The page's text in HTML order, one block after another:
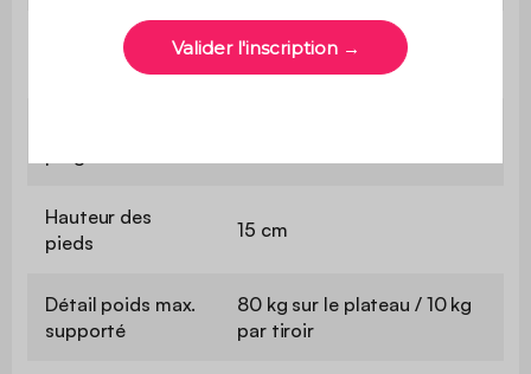
Dimensions des
tiroirs (intérieur)
L 28,8 x P 32 x H 10 cm
Hauteur des
pieds
15 cm
Détail poids max.
supporté
80 kg sur le plateau / 10 kg
par tiroir